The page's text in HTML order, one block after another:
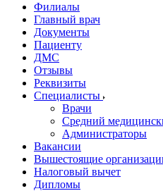
Филиалы
Главный врач
Документы
Пациенту
ДМС
Отзывы
Реквизиты
Специалисты
Врачи
Средний
Администраторы
Вакансии
Вышестоящие
Налоговый вычет
Дипломы